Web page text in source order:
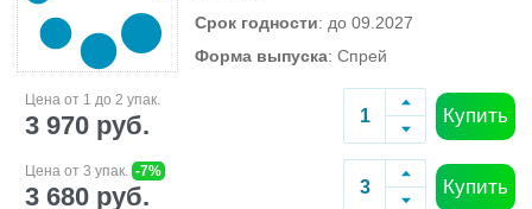
Срок годности: до 09.2027
Форма выпуска: Спрей
Цена от 1 до 2 упак.
3 970 руб. Купить
Цена от 3 упак. -7%
3 680 руб. Купить